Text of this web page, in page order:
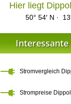
Hier liegt
50° 54′ N ·
Interessante
Stromvergleich
Strompreise